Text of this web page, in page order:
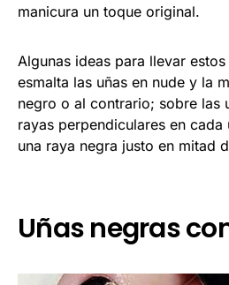
manicura un toque original.
Algunas ideas para llevar
esmalta las uñas en nude y la
negro o al contrario; sobre las
rayas perpendiculares en
una raya negra justo en mitad
Uñas negras